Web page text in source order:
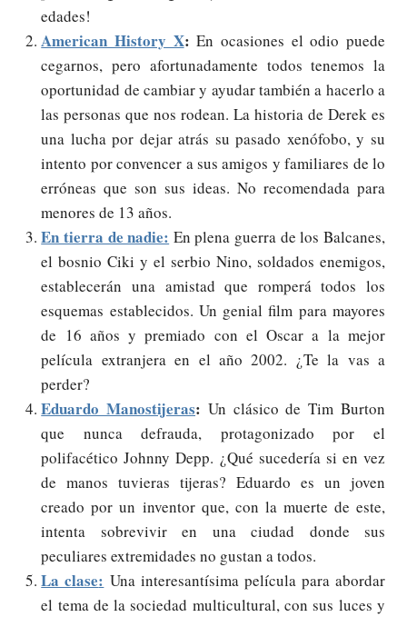
edades!
American History X: En ocasiones el odio puede
cegarnos, pero afortunadamente todos tenemos la
oportunidad de cambiar y ayudar también a hacerlo a
las personas que nos rodean. La historia de Derek es
una lucha por dejar atrás su pasado xenófobo, y su
intento por convencer a sus amigos y familiares de lo
erróneas que son sus ideas. No recomendada para
menores de 13 años.
En tierra de nadie: En plena guerra de los Balcanes,
el bosnio Ciki y el serbio Nino, soldados enemigos,
establecerán una amistad que romperá todos los
esquemas establecidos. Un genial film para mayores
de 16 años y premiado con el Oscar a la mejor
película extranjera en el año 2002. ¿Te la vas a
perder?
Eduardo Manostijeras: Un clásico de Tim Burton
que nunca defrauda, protagonizado por el
polifacético Johnny Depp. ¿Qué sucedería si en vez
de manos tuvieras tijeras? Eduardo es un joven
creado por un inventor que, con la muerte de este,
intenta sobrevivir en una ciudad donde sus
peculiares extremidades no gustan a todos.
La clase: Una interesantísima película para abordar
el tema de la sociedad multicultural, con sus luces y